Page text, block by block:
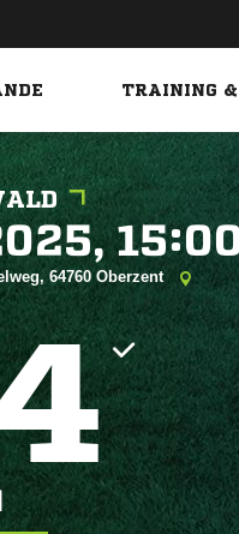
TRAINING &

64760 Oberzent